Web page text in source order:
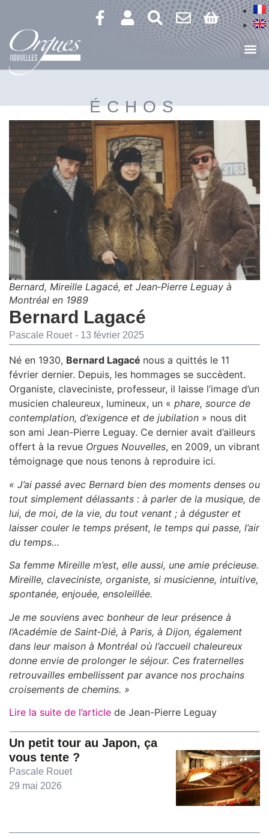
ÉCHOS
Bernard, Mireille Lagacé, et Jean‐Pierre Leguay à
Montréal en 1989
Bernard Lagacé
Pascale Rouet - 13 février 2025
Né en 1930, Bernard Lagacé nous a quittés le 11
février dernier. Depuis, les hommages se succèdent.
Organiste, claveciniste, professeur, il laisse l’image d’un
musicien chaleureux, lumineux, un « phare, source de
contemplation, d’exigence et de jubilation » nous dit
son ami Jean-Pierre Leguay. Ce dernier avait d’ailleurs
offert à la revue Orgues Nouvelles, en 2009, un vibrant
témoignage que nous tenons à reproduire ici.
« J’ai passé avec Bernard bien des moments denses ou
tout simplement délassants : à parler de la musique, de
lui, de moi, de la vie, du tout venant ; à déguster et
laisser couler le temps présent, le temps qui passe, l’air
du temps…
Sa femme Mireille m’est, elle aussi, une amie précieuse.
Mireille, claveciniste, organiste, si musicienne, intuitive,
spontanée, enjouée, ensoleillée.
Je me souviens avec bonheur de leur présence à
l’Académie de Saint‐Dié, à Paris, à Dijon, également
dans leur maison à Montréal où l’accueil chaleureux
donne envie de prolonger le séjour. Ces fraternelles
retrouvailles embellissent par avance nos prochains
croisements de chemins. »
Lire la suite de l’article de Jean-Pierre Leguay
Un petit tour au Japon, ça
vous tente ?
Pascale Rouet
29 mai 2026